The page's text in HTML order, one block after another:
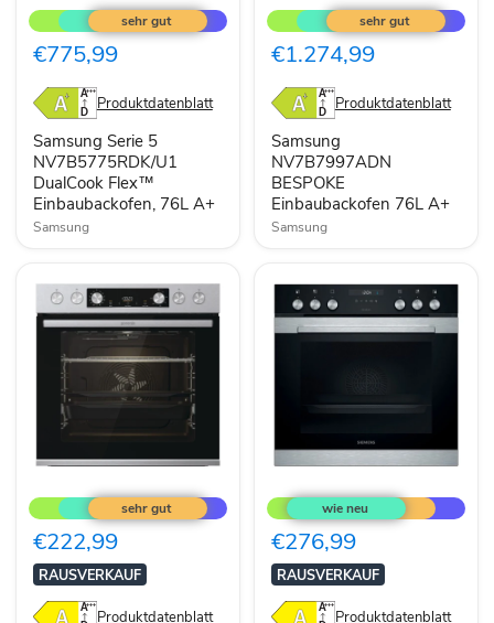
Serie
5
NV7B5775RDK/U1
DualCook
Flex™
Einbaubackofen,
76L
A+
€775,99
Produktdatenblatt
Samsung Serie 5
NV7B5775RDK/U1
DualCook Flex™
Einbaubackofen, 76L A+
Samsung
NV7B7997ADN
BESPOKE
Einbaubackofen
76L
A+
€1.274,99
Produktdatenblatt
Samsung
NV7B7997ADN
BESPOKE
Einbaubackofen 76L A+
Samsung
BCSI6737E06X
Herd
Edelstahl
gebürstet
€222,99
RAUSVERKAUF
Produktdatenblatt
Backofen
HE317GAS0
€276,99
RAUSVERKAUF
Produktdatenblatt